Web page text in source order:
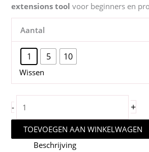
extensions tool voor beginners en
Aantal
1 5 10
Wissen
-
Loopnaald
Microring
Extensions
+
TOEVOEGEN AAN WINKELWAGEN
Beschrijving